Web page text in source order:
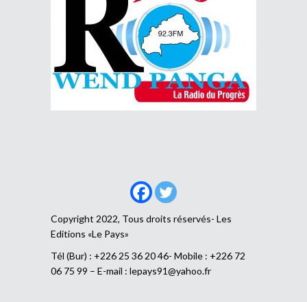
Copyright 2022, Tous droits réservés- Les
Editions «Le Pays»
Tél (Bur) : +226 25 36 20 46- Mobile : +226 72
06 75 99 – E-mail : lepays91@yahoo.fr